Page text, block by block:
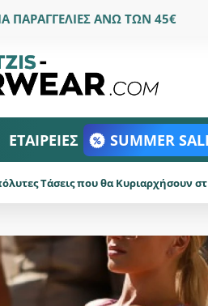
ΠΑΡΑΓΓΕΛΙΕΣ ΑΝΩ ΤΩΝ 45€
ΕΤΑΙΡΕΙΕΣ SUMMER
Τάσεις που θα Κυριαρχήσουν